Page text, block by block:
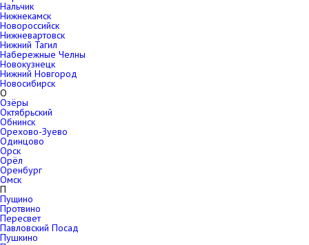
Нальчик
Нижнекамск
Новороссийск
Нижневартовск
Нижний Тагил
Набережные Челны
Новокузнецк
Нижний Новгород
Новосибирск
О
Озёры
Октябрьский
Обнинск
Орехово-Зуево
Одинцово
Орск
Орёл
Оренбург
Омск
П
Пущино
Протвино
Пересвет
Павловский Посад
Пушкино